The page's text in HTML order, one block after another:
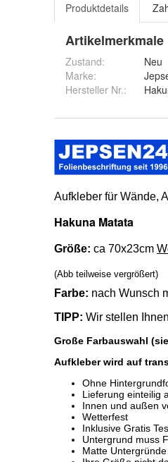
Produktdetails
Artikelmerkmale
Zustand:
Neu
Marke:
Hersteller Nr.: